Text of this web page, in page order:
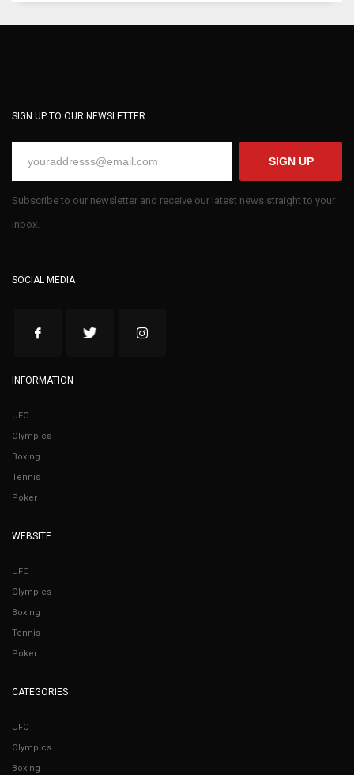
SIGN UP TO OUR NEWSLETTER
SIGN UP
Subscribe to our newsletter and receive our latest news straight to your
inbox.
SOCIAL MEDIA
INFORMATION
UFC
Olympics
Boxing
Tennis
Poker
WEBSITE
UFC
Olympics
Boxing
Tennis
Poker
CATEGORIES
UFC
Olympics
Boxing